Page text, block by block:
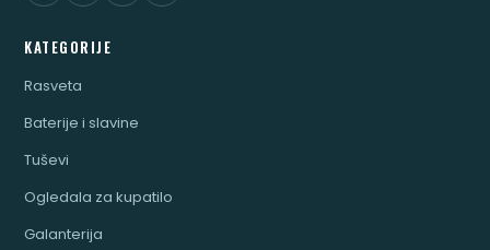
KATEGORIJE
Rasveta
Baterije i slavine
Tuševi
Ogledala za kupatilo
Galanterija